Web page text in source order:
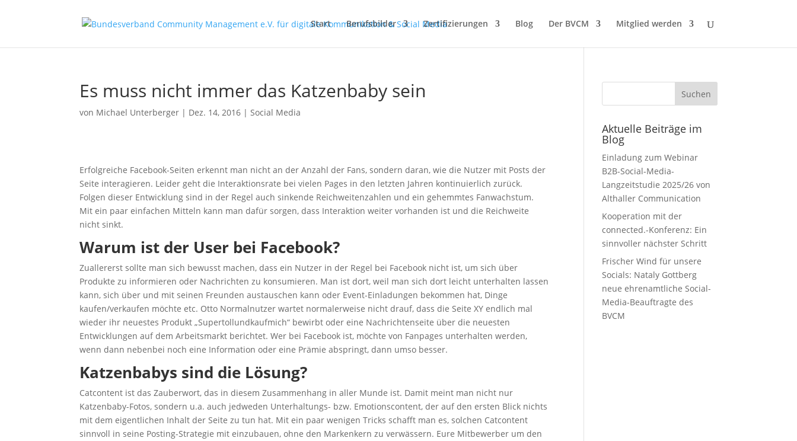
Start Berufsbilder Zertifizierungen Blog Der BVCM Mitglied werden
Es muss nicht immer das Katzenbaby sein
von Michael Unterberger | Dez. 14, 2016 |Social Media
Erfolgreiche Facebook-Seiten erkennt man nicht an der Anzahl der Fans, sondern daran, wie die Nutzer mit Posts der
Seite interagieren. Leider geht die Interaktionsrate bei vielen Pages in den letzten Jahren kontinuierlich zurück.
Folgen dieser Entwicklung sind in der Regel auch sinkende Reichweitenzahlen und ein gehemmtes Fanwachstum.
Mit ein paar einfachen Mitteln kann man dafür sorgen, dass Interaktion weiter vorhanden ist und die Reichweite
nicht sinkt.
Warum ist der User bei Facebook?
Zuallererst sollte man sich bewusst machen, dass ein Nutzer in der Regel bei Facebook nicht ist, um sich über
Produkte zu informieren oder Nachrichten zu konsumieren. Man ist dort, weil man sich dort leicht unterhalten lassen
kann, sich über und mit seinen Freunden austauschen kann oder Event-Einladungen bekommen hat, Dinge
kaufen/verkaufen möchte etc. Otto Normalnutzer wartet normalerweise nicht drauf, dass die Seite XY endlich mal
wieder ihr neuestes Produkt „Supertollundkaufmich“ bewirbt oder eine Nachrichtenseite über die neuesten
Entwicklungen auf dem Arbeitsmarkt berichtet. Wer bei Facebook ist, möchte von Fanpages unterhalten werden,
wenn dann nebenbei noch eine Information oder eine Prämie abspringt, dann umso besser.
Katzenbabys sind die Lösung?
Catcontent ist das Zauberwort, das in diesem Zusammenhang in aller Munde ist. Damit meint man nicht nur
Katzenbaby-Fotos, sondern u.a. auch jedweden Unterhaltungs- bzw. Emotionscontent, der auf den ersten Blick nichts
mit dem eigentlichen Inhalt der Seite zu tun hat. Mit ein paar wenigen Tricks schafft man es, solchen Catcontent
sinnvoll in seine Posting-Strategie mit einzubauen, ohne den Markenkern zu verwässern. Eure Mitbewerber um den
Aktuelle Beiträge im
Blog
Einladung zum Webinar
B2B-Social-Media-
Langzeitstudie 2025/26 von
Althaller Communication
Kooperation mit der
connected.-Konferenz: Ein
sinnvoller nächster Schritt
Frischer Wind für unsere
Socials: Nataly Gottberg
neue ehrenamtliche Social-
Media-Beauftragte des
BVCM